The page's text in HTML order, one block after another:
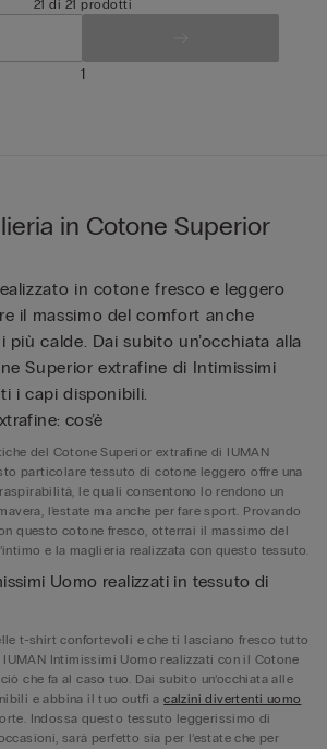
21 di 21 prodotti
1
in Cotone Superior
in cotone fresco e leggero
il massimo del comfort anche
calde. Dai subito un’occhiata alla
Superior extrafine di Intimissimi
i capi disponibili.
cos’è
del Cotone Superior extrafine di IUMAN
particolare tessuto di cotone leggero offre una
le quali consentono lo rendono un
l’estate ma anche per fare sport. Provando
questo cotone fresco, otterrai il massimo del
e la maglieria realizzata con questo tessuto.
Uomo realizzati in tessuto di
t-shirt confortevoli e che ti lasciano fresco tutto
Intimissimi Uomo realizzati con il Cotone
che fa al caso tuo. Dai subito un’occhiata alle
e abbina il tuo outfi acalzini divertenti uomo
Indossa questo tessuto leggerissimo di
sarà perfetto sia per l’estate che per